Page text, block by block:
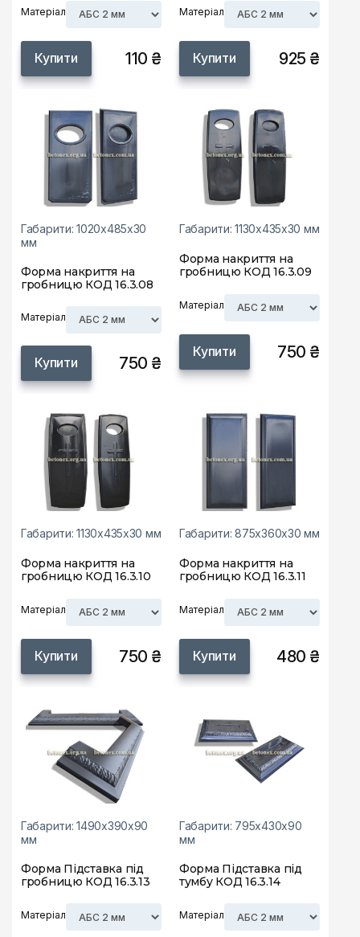
Матеріал
Купити 110 ₴
Матеріал
Купити 925 ₴
Габарити: 1020х485х30
мм
Форма накриття на
гробницю КОД 16.3.08
Матеріал
Купити 750 ₴
Габарити: 1130х435х30 мм
Форма накриття на
гробницю КОД 16.3.09
Матеріал
Купити 750 ₴
Габарити: 1130х435х30 мм
Форма накриття на
гробницю КОД 16.3.10
Матеріал
Купити 750 ₴
Габарити: 875х360х30 мм
Форма накриття на
гробницю КОД 16.3.11
Матеріал
Купити 480 ₴
Габарити: 1490х390х90
мм
Форма Підставка під
гробницю КОД 16.3.13
Матеріал
Габарити: 795х430х90
мм
Форма Підставка під
тумбу КОД 16.3.14
Матеріал